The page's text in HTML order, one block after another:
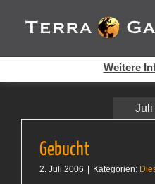
Inhalt
springen
Juli
Gebucht
2. Juli 2006 Kategorien:
Cookies helfen auf auf
Dienste. Durch die Nutzung
Weitere